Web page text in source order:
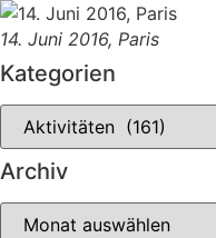
14. Juni 2016, Paris
Kategorien
Archiv